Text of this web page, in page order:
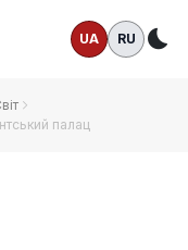
UA RU
палац